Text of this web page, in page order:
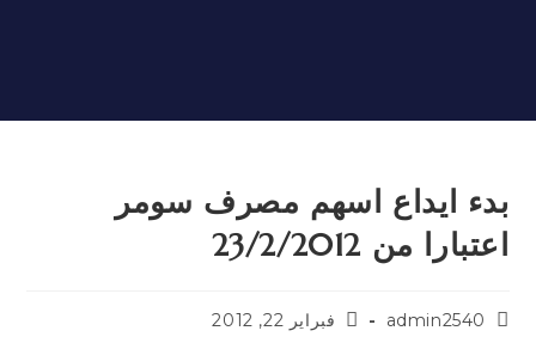
بدء ايداع اسهم مصرف سومر
اعتبارا من 23/2/2012
admin2540 فبراير 22, 2012